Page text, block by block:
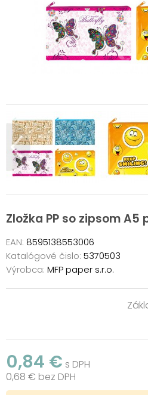
Zložka PP so zipsom
EAN: 8595138553006
Katalógové čislo: 5370503
Výrobca: MFP paper s.r.o.
0,84 € s DPH
0,68 € bez DPH